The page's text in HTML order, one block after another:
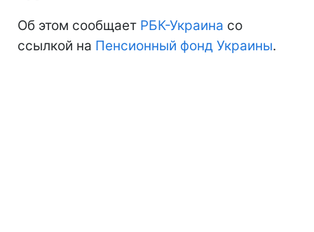
Об этом сообщает РБК-Украина со
ссылкой на Пенсионный фонд Украины.